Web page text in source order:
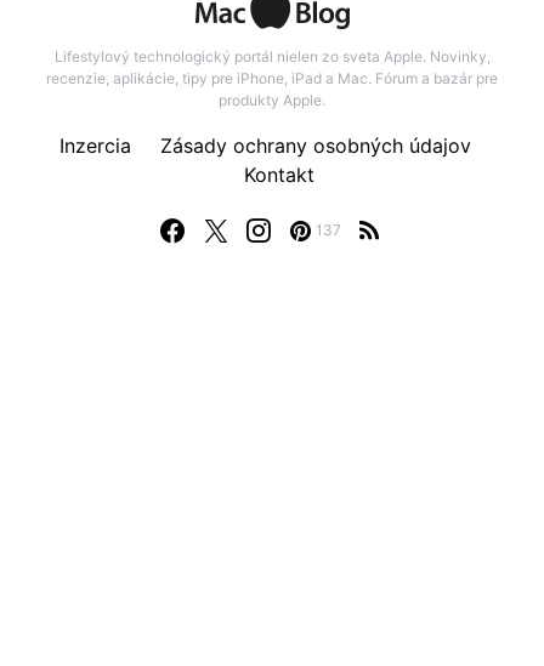
Lifestylový technologický portál nielen zo sveta Apple. Novinky,
recenzie, aplikácie, tipy pre iPhone, iPad a Mac. Fórum a bazár pre
produkty Apple.
137
Inzercia
Zásady ochrany osobných údajov
Kontakt